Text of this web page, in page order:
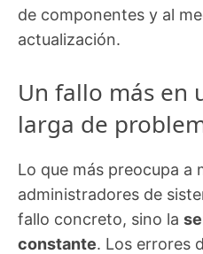
de componentes y al
actualización.
Un fallo más en
larga de
Lo que más preocupa a
administradores de
fallo concreto, sino la
constante. Los errores